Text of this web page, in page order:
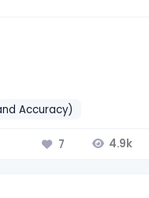
and Accuracy)
7 4.9k